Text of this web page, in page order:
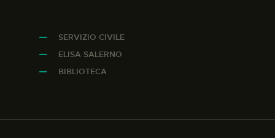
SERVIZIO CIVILE
ELISA SALERNO
BIBLIOTECA